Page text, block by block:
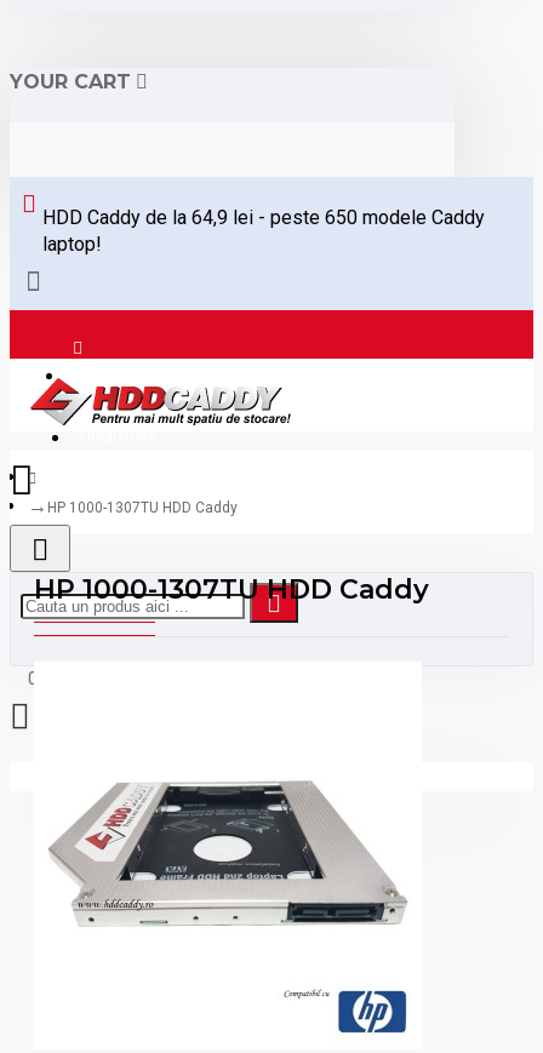
YOUR CART
HDD Caddy de la 64,9 lei - peste 650 modele Caddy
laptop!
0 produs(e) - 0,00 lei
Coșul este gol!
HP 1000-1307TU HDD Caddy
HP 1000-1307TU HDD Caddy